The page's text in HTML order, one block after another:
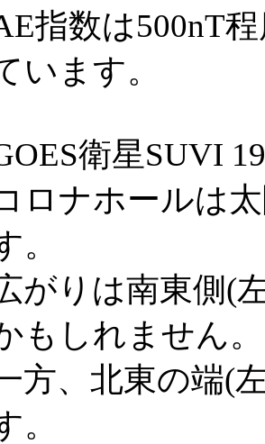
指数は500nT
います。
衛星SUVI
ロナホールは
。
がりは南東側(
もしれません。
方、北東の端(
。